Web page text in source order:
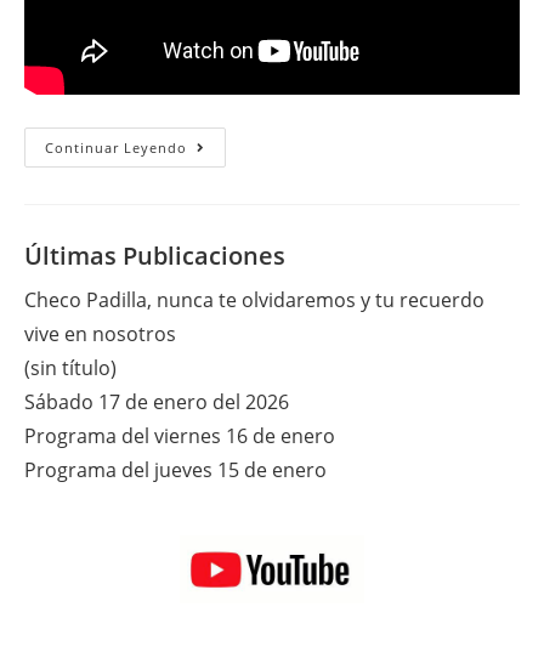
Continuar Leyendo Jueves
26
Últimas Publicaciones
Checo Padilla, nunca te olvidaremos y tu recuerdo
vive en nosotros
(sin título)
Sábado 17 de enero del 2026
Programa del viernes 16 de enero
Programa del jueves 15 de enero